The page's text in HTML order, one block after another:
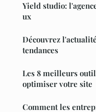
Yield studio:
ux
Découvrez
tendances
Les 8 meilleurs
optimiser votre site
Comment les